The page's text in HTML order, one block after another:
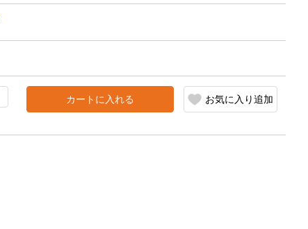
カートに入れる お気に入り追加